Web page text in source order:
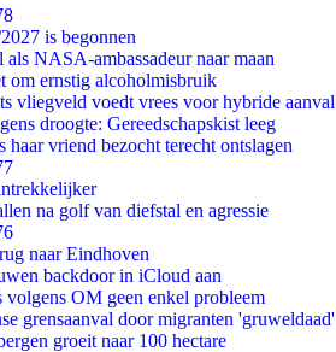
is begonnen
NASA-ambassadeur naar maan
om ernstig alcoholmisbruik
vliegveld voedt vrees voor hybride aanval
droogte: Gereedschapskist leeg
haar vriend bezocht terecht ontslagen
na golf van diefstal en agressie
naar Eindhoven
backdoor in iCloud aan
OM geen enkel probleem
grensaanval door migranten 'gruweldaad'
groeit naar 100 hectare